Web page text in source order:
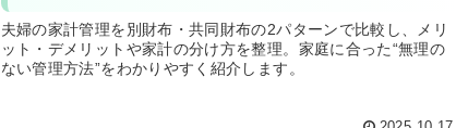
夫婦の家計管理を別財布・共同財布の2パターンで比較し、メリ
ット・デメリットや家計の分け方を整理。家庭に合った“無理の
ない管理方法”をわかりやすく紹介します。